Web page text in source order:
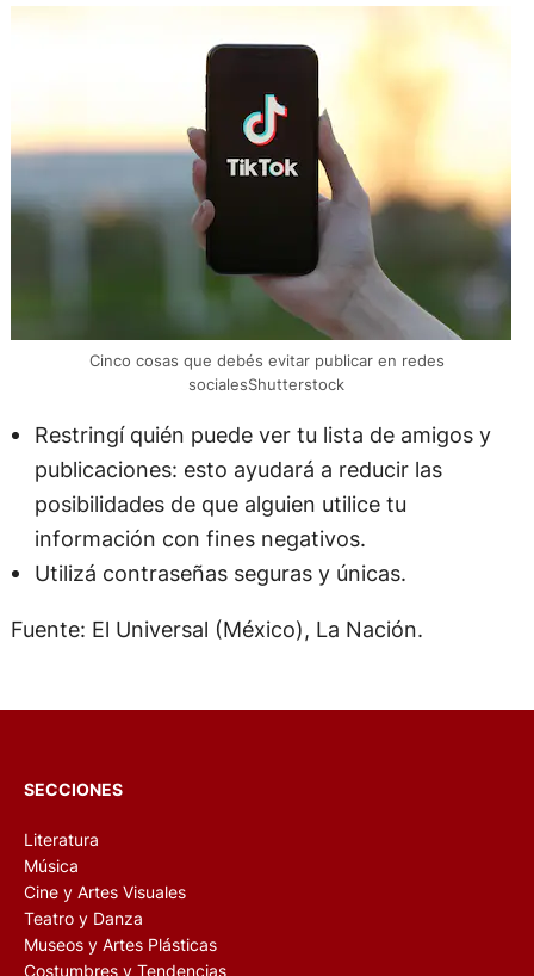
Cinco cosas que debés evitar publicar en redes
socialesShutterstock
Restringí quién puede ver tu lista de amigos y
publicaciones: esto ayudará a reducir las
posibilidades de que alguien utilice tu
información con fines negativos.
Utilizá contraseñas seguras y únicas.
Fuente: El Universal (México), La Nación.
SECCIONES
Literatura
Música
Cine y Artes Visuales
Teatro y Danza
Museos y Artes Plásticas
Costumbres y Tendencias